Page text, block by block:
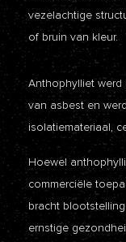
vezelachtige
of bruin van kleur.
Anthophylliet werd
van asbest en
isolatiemateriaal,
Hoewel
commerciële
bracht
ernstige